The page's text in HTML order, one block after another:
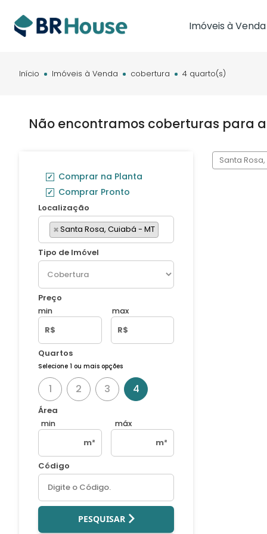
Imóveis à Venda
Início Imóveis à Venda cobertura 4 quarto(s)
Não encontramos coberturas para
Comprar na Planta
Comprar Pronto
Localização
×Santa Rosa, Cuiabá - MT
Tipo de Imóvel
Preço
min max
R$ R$
Quartos
Selecione 1 ou mais opções
1 2 3 4
Área
min máx
m² m²
Código
PESQUISAR
Santa